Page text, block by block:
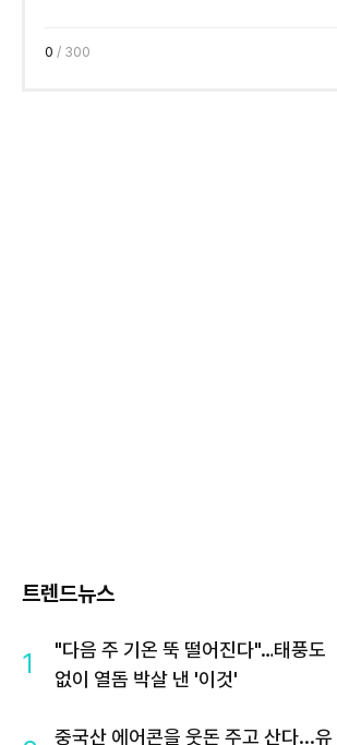
0 / 300
트렌드뉴스
1
"다음 주 기온 뚝 떨어진다"…태풍도
없이 열돔 박살 낸 '이것'
중국산 에어콘을 웃돈 주고 산다...유